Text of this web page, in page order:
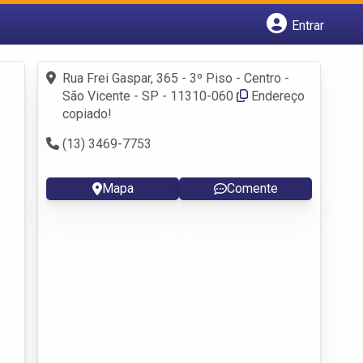
Entrar
Fazer login
Criar conta
Rua Frei Gaspar, 365 - 3º Piso - Centro -
São Vicente - SP - 11310-060
Endereço
copiado!
(13) 3469-7753
Mapa Comente